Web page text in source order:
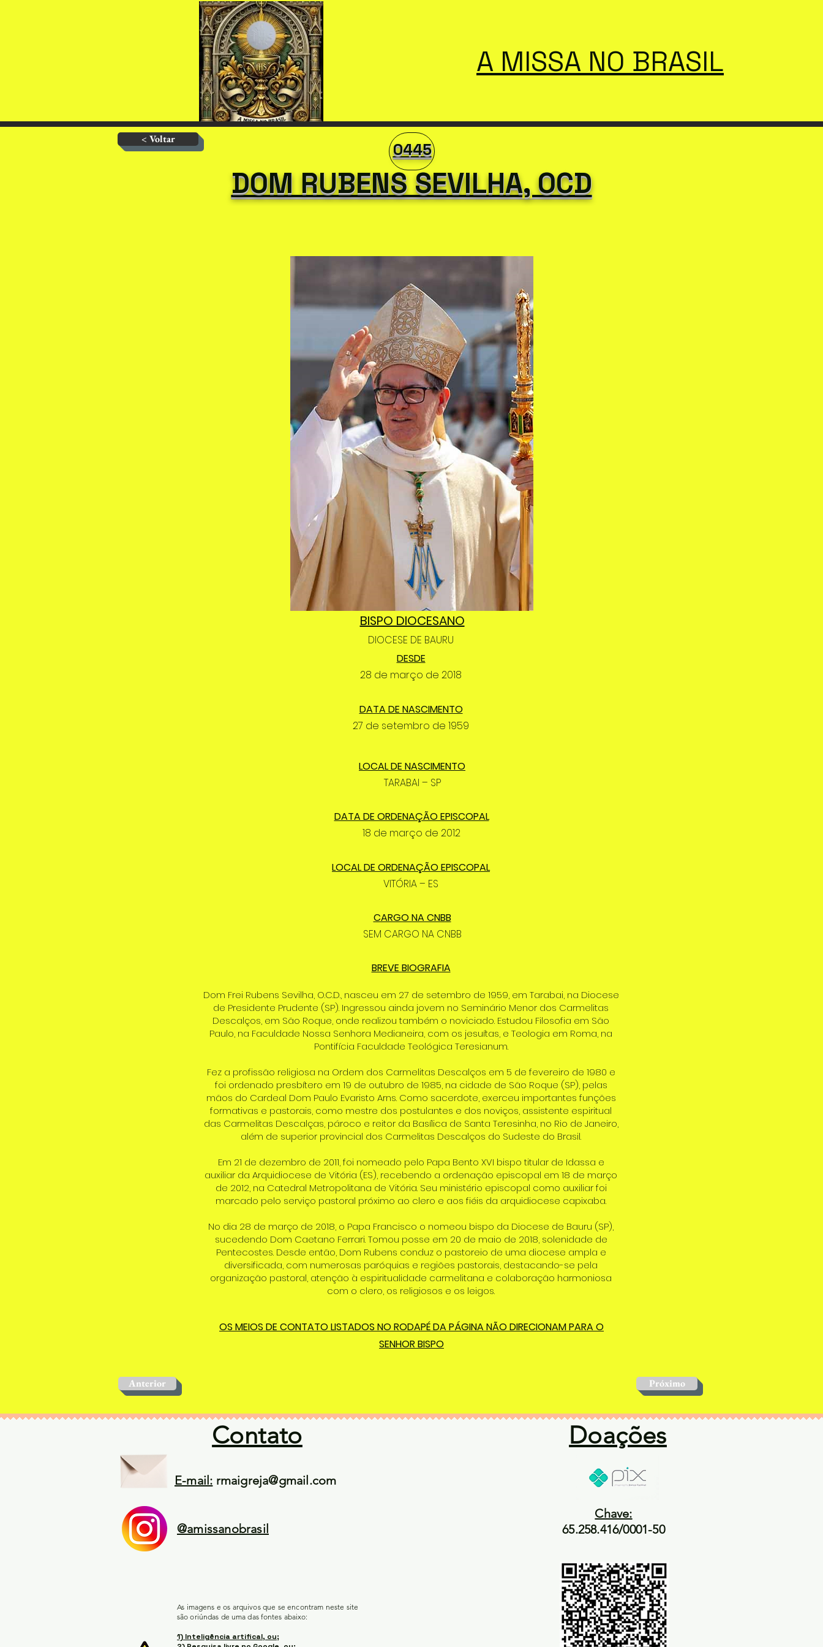
A MISSA NO BRASIL
< Voltar
DOM RUBENS SEVILHA, OCD
0445
BISPO DIOCESANO
DIOCESE DE BAURU
DESDE
28 de março de 2018
DATA DE NASCIMENTO
27 de setembro de 1959
LOCAL DE NASCIMENTO
TARABAI – SP
DATA DE ORDENAÇÃO EPISCOPAL
18 de março de 2012
LOCAL DE ORDENAÇÃO EPISCOPAL
VITÓRIA – ES
CARGO NA CNBB
SEM CARGO NA CNBB
BREVE BIOGRAFIA
Dom Frei Rubens Sevilha, O.C.D., nasceu em 27 de setembro de 1959, em Tarabai, na Diocese
de Presidente Prudente (SP). Ingressou ainda jovem no Seminário Menor dos Carmelitas
Descalços, em São Roque, onde realizou também o noviciado. Estudou Filosofia em São
Paulo, na Faculdade Nossa Senhora Medianeira, com os jesuítas, e Teologia em Roma, na
Pontifícia Faculdade Teológica Teresianum.
Fez a profissão religiosa na Ordem dos Carmelitas Descalços em 5 de fevereiro de 1980 e
foi ordenado presbítero em 19 de outubro de 1985, na cidade de São Roque (SP), pelas
mãos do Cardeal Dom Paulo Evaristo Arns. Como sacerdote, exerceu importantes funções
formativas e pastorais, como mestre dos postulantes e dos noviços, assistente espiritual
das Carmelitas Descalças, pároco e reitor da Basílica de Santa Teresinha, no Rio de Janeiro,
além de superior provincial dos Carmelitas Descalços do Sudeste do Brasil.
Em 21 de dezembro de 2011, foi nomeado pelo Papa Bento XVI bispo titular de Idassa e
auxiliar da Arquidiocese de Vitória (ES), recebendo a ordenação episcopal em 18 de março
de 2012, na Catedral Metropolitana de Vitória. Seu ministério episcopal como auxiliar foi
marcado pelo serviço pastoral próximo ao clero e aos fiéis da arquidiocese capixaba.
No dia 28 de março de 2018, o Papa Francisco o nomeou bispo da Diocese de Bauru (SP),
sucedendo Dom Caetano Ferrari. Tomou posse em 20 de maio de 2018, solenidade de
Pentecostes. Desde então, Dom Rubens conduz o pastoreio de uma diocese ampla e
diversificada, com numerosas paróquias e regiões pastorais, destacando-se pela
organização pastoral, atenção à espiritualidade carmelitana e colaboração harmoniosa
com o clero, os religiosos e os leigos.
OS MEIOS DE CONTATO LISTADOS NO RODAPÉ DA PÁGINA NÃO DIRECIONAM PARA O
SENHOR BISPO
Anterior Próximo
Contato
E-mail: rmaigreja@gmail.com
@amissanobrasil
As imagens e os arquivos que se encontram neste site
são oriúndas de uma das fontes abaixo:
1) Inteligência artifical, ou;
Doações
Chave:
65.258.416/0001-50